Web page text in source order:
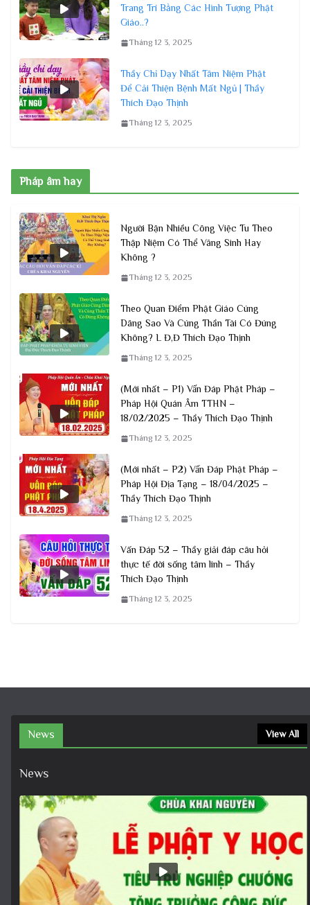
Trang Trí Bằng Các Hình Tượng Phật
Giáo..?
Tháng 12 3, 2025
Thầy Chỉ Dạy Nhất Tâm Niệm Phật
Để Cải Thiện Bệnh Mất Ngủ | Thầy
Thích Đạo Thịnh
Tháng 12 3, 2025
Pháp âm hay
Người Bận Nhiều Công Việc Tu Theo
Thập Niệm Có Thể Vãng Sinh Hay
Không ?
Tháng 12 3, 2025
Theo Quan Điểm Phật Giáo Cúng
Dâng Sao Và Cúng Thần Tài Có Đúng
Không? L Đ,Đ Thích Đạo Thịnh
Tháng 12 3, 2025
(Mới nhất – P1) Vấn Đáp Phật Pháp –
Pháp Hội Quán Âm TTHN –
18/02/2025 – Thầy Thích Đạo Thịnh
Tháng 12 3, 2025
(Mới nhất – P2) Vấn Đáp Phật Pháp –
Pháp Hội Địa Tạng – 18/04/2025 –
Thầy Thích Đạo Thịnh
Tháng 12 3, 2025
Vấn Đáp 52 – Thầy giải đáp câu hỏi
thực tế đời sống tâm linh – Thầy
Thích Đạo Thịnh
Tháng 12 3, 2025
News View All
News